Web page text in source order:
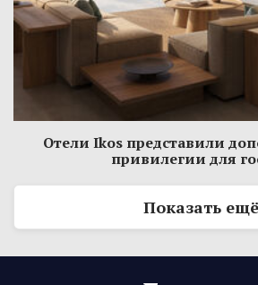
Отели Ikos представили
привилегии для
Показать ещё